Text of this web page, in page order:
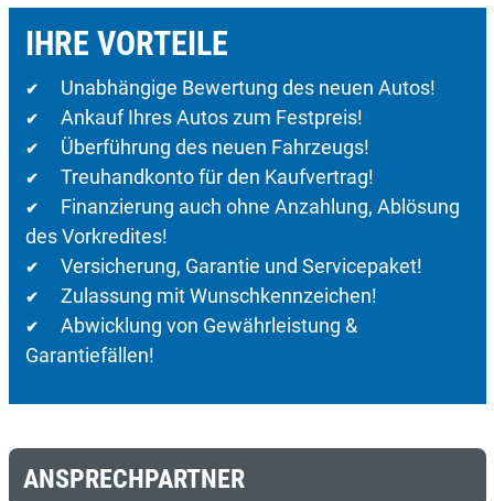
IHRE VORTEILE
✔ Unabhängige Bewertung des neuen Autos!
✔ Ankauf Ihres Autos zum Festpreis!
✔ Überführung des neuen Fahrzeugs!
✔ Treuhandkonto für den Kaufvertrag!
✔ Finanzierung auch ohne Anzahlung, Ablösung
des Vorkredites!
✔ Versicherung, Garantie und Servicepaket!
✔ Zulassung mit Wunschkennzeichen!
✔ Abwicklung von Gewährleistung &
Garantiefällen!
ANSPRECHPARTNER